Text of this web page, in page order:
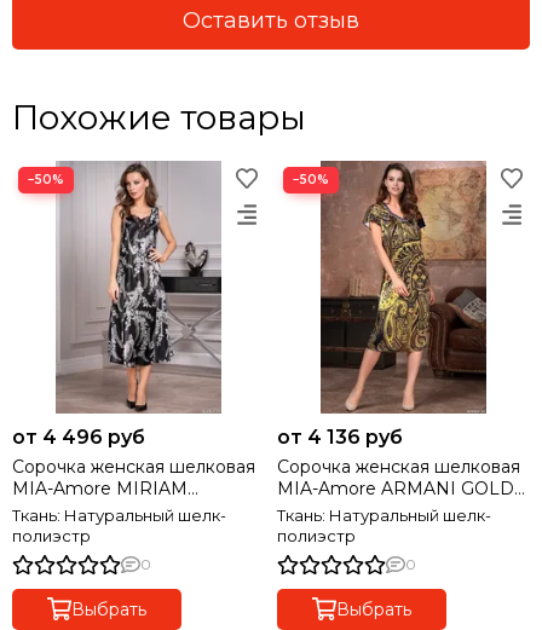
Оставить отзыв
Похожие товары
−50%
от 4 496 руб
Сорочка женская шелковая
MIA-Amore MIRIAM
МИРИАМ 3488
Ткань: Натуральный шелк-
полиэстр
0
Выбрать
−50%
от 4 136 руб
Сорочка женская шелковая
MIA-Amore ARMANI GOLD
АРМАНИ ГОЛД 3498
Ткань: Натуральный шелк-
полиэстр
0
Выбрать